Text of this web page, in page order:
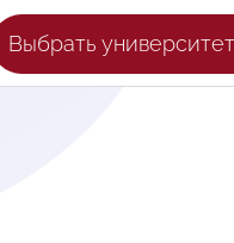
Выбрать